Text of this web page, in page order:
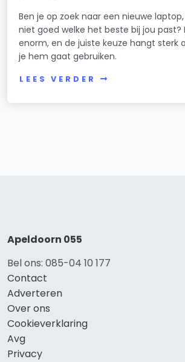
Ben je op zoek naar een nieuwe
niet goed welke het beste bij jou past?
enorm, en de juiste keuze hangt sterk
je hem gaat gebruiken.
LEES VERDER
Apeldoorn 055
Bel ons: 085-04 10 177
Contact
Adverteren
Over ons
Cookieverklaring
Avg
Privacy